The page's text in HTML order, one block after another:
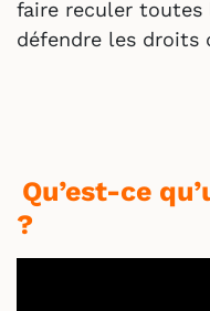
faire reculer toutes
défendre les droits
Qu’est-ce
?